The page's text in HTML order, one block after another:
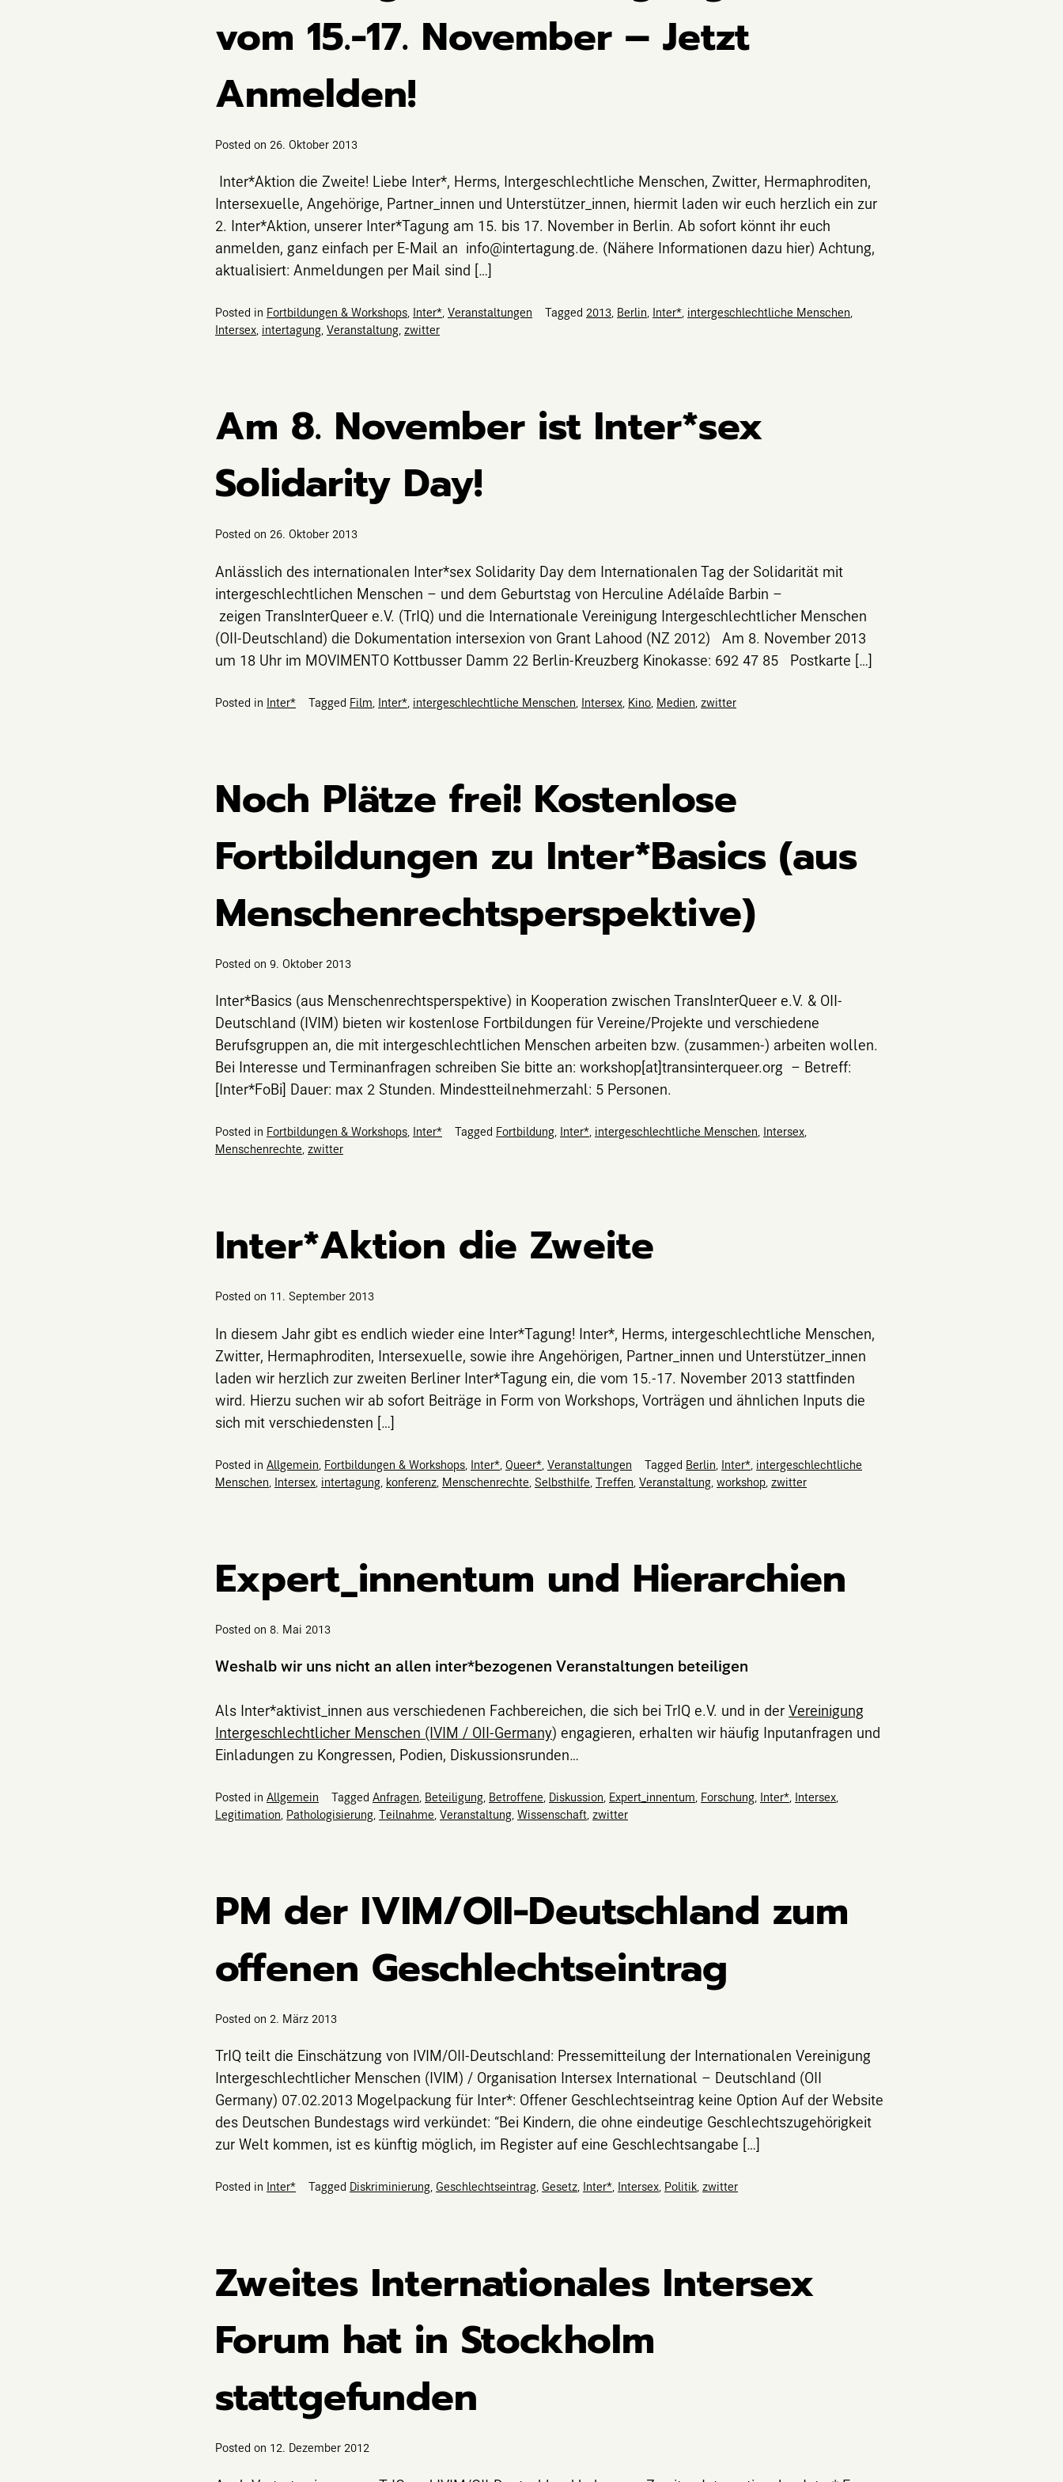
vom 15.-17. November – Jetzt
Anmelden!
Posted on 26. Oktober 2013
Inter*Aktion die Zweite! Liebe Inter*, Herms, Intergeschlechtliche Menschen, Zwitter, Hermaphroditen,
Intersexuelle, Angehörige, Partner_innen und Unterstützer_innen, hiermit laden wir euch herzlich ein zur
2. Inter*Aktion, unserer Inter*Tagung am 15. bis 17. November in Berlin. Ab sofort könnt ihr euch
anmelden, ganz einfach per E-Mail an info@intertagung.de. (Nähere Informationen dazu hier) Achtung,
aktualisiert: Anmeldungen per Mail sind […]
Posted in Fortbildungen & Workshops, Inter*, Veranstaltungen Tagged 2013, Berlin, Inter*, intergeschlechtliche Menschen,
Intersex, intertagung, Veranstaltung, zwitter
Am 8. November ist Inter*sex
Solidarity Day!
Posted on 26. Oktober 2013
Anlässlich des internationalen Inter*sex Solidarity Day dem Internationalen Tag der Solidarität mit
intergeschlechtlichen Menschen – und dem Geburtstag von Herculine Adélaîde Barbin –
zeigen TransInterQueer e.V. (TrIQ) und die Internationale Vereinigung Intergeschlechtlicher Menschen
(OII-Deutschland) die Dokumentation intersexion von Grant Lahood (NZ 2012) Am 8. November 2013
um 18 Uhr im MOVIMENTO Kottbusser Damm 22 Berlin-Kreuzberg Kinokasse: 692 47 85 Postkarte […]
Posted in Inter* Tagged Film Inter* intergeschlechtliche Menschen Intersex Kino Medien zwitter
Noch Plätze frei! Kostenlose
Fortbildungen zu Inter*Basics (aus
Menschenrechtsperspektive)
Posted on 9. Oktober 2013
Inter*Basics (aus Menschenrechtsperspektive) in Kooperation zwischen TransInterQueer e.V. & OII-
Deutschland (IVIM) bieten wir kostenlose Fortbildungen für Vereine/Projekte und verschiedene
Berufsgruppen an, die mit intergeschlechtlichen Menschen arbeiten bzw. (zusammen-) arbeiten wollen.
Bei Interesse und Terminanfragen schreiben Sie bitte an: workshop[at]transinterqueer.org – Betreff:
[Inter*FoBi] Dauer: max 2 Stunden. Mindestteilnehmerzahl: 5 Personen.
Posted in Fortbildungen & Workshops, Inter* Tagged Fortbildung, Inter*, intergeschlechtliche Menschen, Intersex,
Menschenrechte, zwitter
Inter*Aktion die Zweite
Posted on 11. September 2013
In diesem Jahr gibt es endlich wieder eine Inter*Tagung! Inter*, Herms, intergeschlechtliche Menschen,
Zwitter, Hermaphroditen, Intersexuelle, sowie ihre Angehörigen, Partner_innen und Unterstützer_innen
laden wir herzlich zur zweiten Berliner Inter*Tagung ein, die vom 15.-17. November 2013 stattfinden
wird. Hierzu suchen wir ab sofort Beiträge in Form von Workshops, Vorträgen und ähnlichen Inputs die
sich mit verschiedensten […]
Posted in Allgemein Fortbildungen & Workshops Inter* Queer* Veranstaltungen Tagged Berlin Inter* intergeschlechtliche
Menschen Intersex intertagung konferenz Menschenrechte Selbsthilfe Treffen Veranstaltung workshop zwitter
Expert_innentum und Hierarchien
Posted on 8. Mai 2013
Weshalb wir uns nicht an allen inter*bezogenen Veranstaltungen beteiligen
Als Inter*aktivist_innen aus verschiedenen Fachbereichen, die sich bei TrIQ e.V. und in der Vereinigung
Intergeschlechtlicher Menschen (IVIM / OII-Germany) engagieren, erhalten wir häufig Inputanfragen und
Einladungen zu Kongressen, Podien, Diskussionsrunden…
Posted in Allgemein Tagged Anfragen Beteiligung Betroffene Diskussion Expert_innentum Forschung Inter* Intersex
Legitimation Pathologisierung Teilnahme Veranstaltung Wissenschaft zwitter
PM der IVIM/OII-Deutschland zum
offenen Geschlechtseintrag
Posted on 2. März 2013
TrIQ teilt die Einschätzung von IVIM/OII-Deutschland: Pressemitteilung der Internationalen Vereinigung
Intergeschlechtlicher Menschen (IVIM) / Organisation Intersex International – Deutschland (OII
Germany) 07.02.2013 Mogelpackung für Inter*: Offener Geschlechtseintrag keine Option Auf der Website
des Deutschen Bundestags wird verkündet: “Bei Kindern, die ohne eindeutige Geschlechtszugehörigkeit
zur Welt kommen, ist es künftig möglich, im Register auf eine Geschlechtsangabe […]
Posted in Inter* Tagged Diskriminierung, Geschlechtseintrag, Gesetz, Inter*, Intersex, Politik, zwitter
Zweites Internationales Intersex
Forum hat in Stockholm
stattgefunden
Posted on 12. Dezember 2012